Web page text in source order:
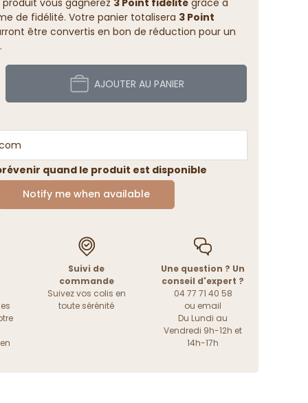
de fidélité. Votre panier totalisera 3 Point
être convertis en bon de réduction pour un
AJOUTER AU PANIER
quand le produit est disponible
Notify me when available
Suivi de
commande
Suivez vos colis en
toute sérénité
Une question ? Un
conseil d'expert ?
04 77 71 40 58
ou email
Du Lundi au
Vendredi 9h-12h et
14h-17h